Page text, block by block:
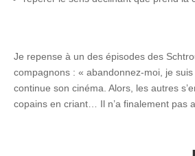
Je repense à un des épisodes des
compagnons : « abandonnez-moi, je
continue son cinéma. Alors, les autres
copains en criant… Il n’a finalement pas